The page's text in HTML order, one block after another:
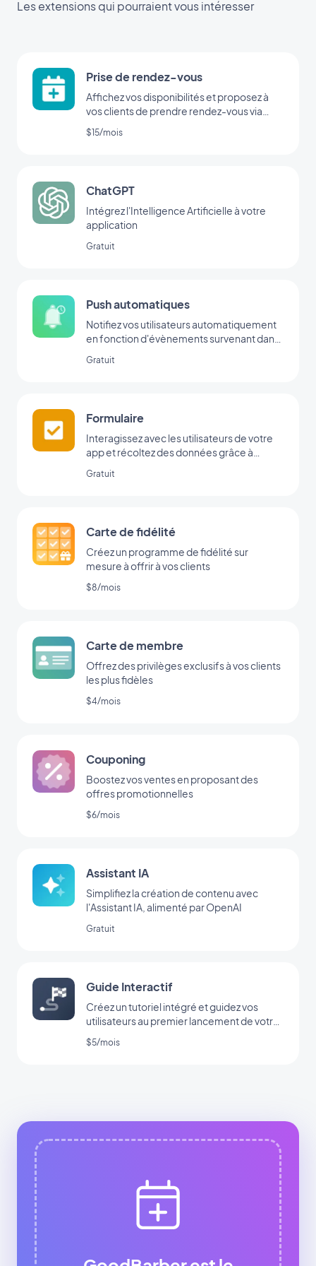
Les extensions qui pourraient vous intéresser
Prise de rendez-vous
Affichez vos disponibilités et proposez à
vos clients de prendre rendez-vous via
votre application
$15/mois
ChatGPT
Intégrez l'Intelligence Artificielle à votre
application
Gratuit
Push automatiques
Notifiez vos utilisateurs automatiquement
en fonction d'évènements survenant dans
Gratuit
Formulaire
Interagissez avec les utilisateurs de votre
app et récoltez des données grâce à
Gratuit
Carte de fidélité
Créez un programme de fidélité sur
mesure à offrir à vos clients
$8/mois
Carte de membre
Offrez des privilèges exclusifs à vos clients
les plus fidèles
$4/mois
Couponing
Boostez vos ventes en proposant des
offres promotionnelles
$6/mois
Assistant IA
Simplifiez la création de contenu avec
l'Assistant IA, alimenté par OpenAI
Gratuit
Guide Interactif
Créez un tutoriel intégré et guidez vos
utilisateurs au premier lancement de votre
app
$5/mois